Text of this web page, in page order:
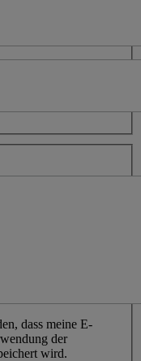
dass meine E-
der
wird.